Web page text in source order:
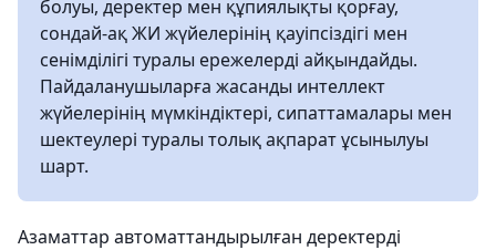
болуы, деректер мен құпиялықты қорғау,
сондай-ақ ЖИ жүйелерінің қауіпсіздігі мен
сенімділігі туралы ережелерді айқындайды.
Пайдаланушыларға жасанды интеллект
жүйелерінің мүмкіндіктері, сипаттамалары мен
шектеулері туралы толық ақпарат ұсынылуы
шарт.
Азаматтар автоматтандырылған деректерді